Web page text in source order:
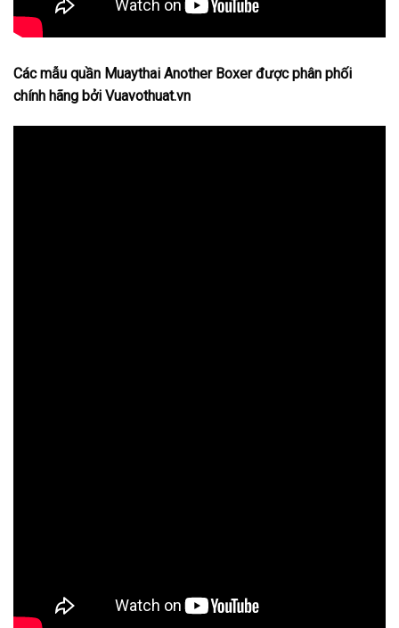
Các mẫu quần Muaythai Another Boxer được phân phối
chính hãng bởi Vuavothuat.vn